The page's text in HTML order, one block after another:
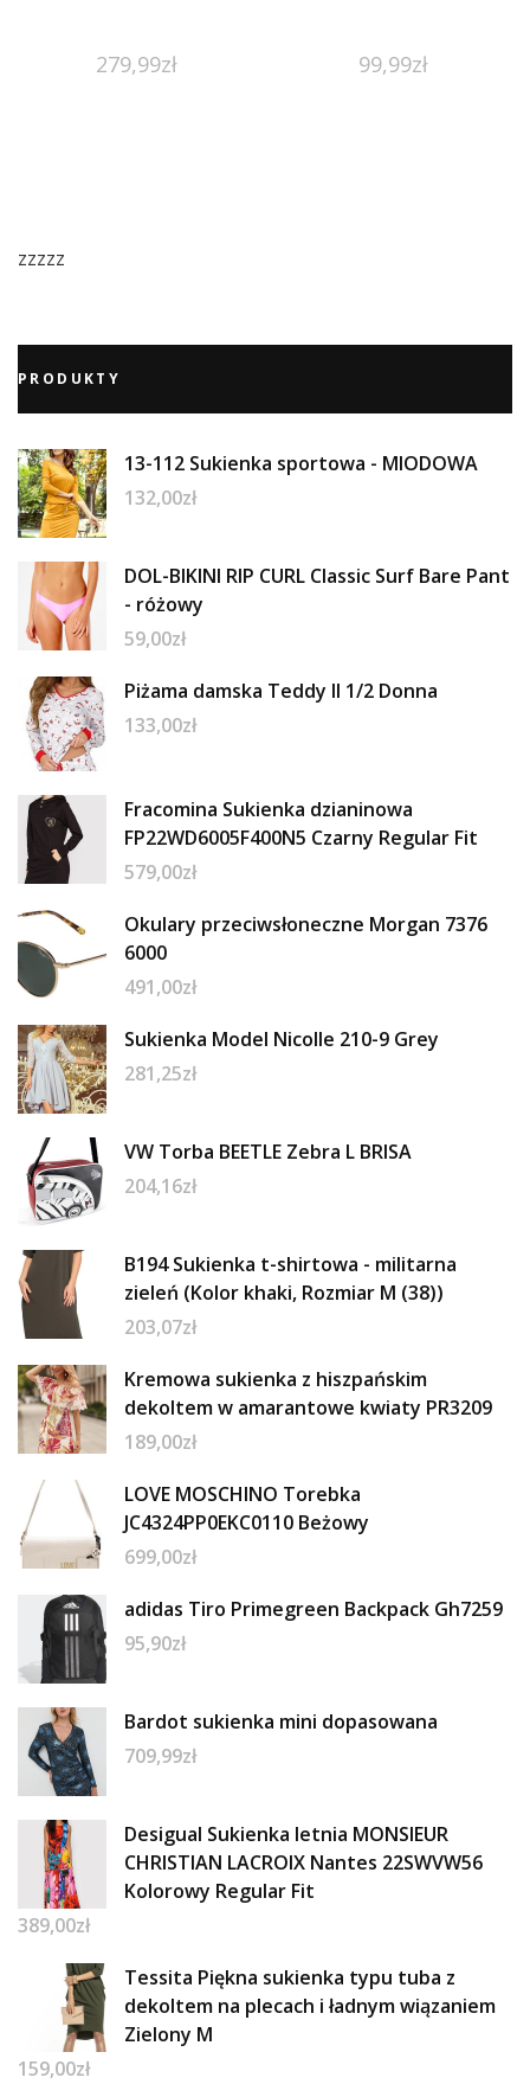
279,99zł 99,99zł
zzzzz
PRODUKTY
13-112 Sukienka sportowa - MIODOWA
132,00zł
DOL-BIKINI RIP CURL Classic Surf Bare Pant
- różowy
59,00zł
Piżama damska Teddy II 1/2 Donna
133,00zł
Fracomina Sukienka dzianinowa
FP22WD6005F400N5 Czarny Regular Fit
579,00zł
Okulary przeciwsłoneczne Morgan 7376
6000
491,00zł
Sukienka Model Nicolle 210-9 Grey
281,25zł
VW Torba BEETLE Zebra L BRISA
204,16zł
B194 Sukienka t-shirtowa - militarna
zieleń (Kolor khaki, Rozmiar M (38))
203,07zł
Kremowa sukienka z hiszpańskim
dekoltem w amarantowe kwiaty PR3209
189,00zł
LOVE MOSCHINO Torebka
JC4324PP0EKC0110 Beżowy
699,00zł
adidas Tiro Primegreen Backpack Gh7259
95,90zł
Bardot sukienka mini dopasowana
709,99zł
Desigual Sukienka letnia MONSIEUR
CHRISTIAN LACROIX Nantes 22SWVW56
Kolorowy Regular Fit
389,00zł
Tessita Piękna sukienka typu tuba z
dekoltem na plecach i ładnym wiązaniem
Zielony M
159,00zł